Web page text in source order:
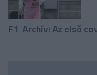
F1-Archív: Az első